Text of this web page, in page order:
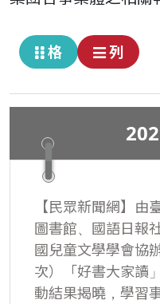
格 列
【民眾新聞網】
圖書館、國語日報
國兒童文學學會協
次）「好書大家讀
動結果揭曉，學習